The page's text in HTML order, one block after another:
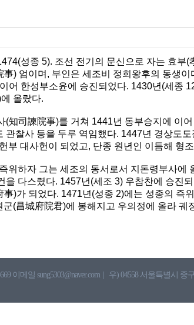
성종 5). 조선 전기의 문신으로 자는 효부(
事) 엄이며, 부인은 세조비 정희왕후의 동생
어 한성부소윤에 승진되었다. 1430년(세종
올랐다.
(知司諫院事)를 거쳐 1441년 동부승지에 이
관찰사 등을 두루 역임했다. 1447년 경상도
부 대사헌이 되었고, 단종 원년인 이듬해 형
위하자 그는 세조의 동서로서 지돈령부사에
을 다스렸다. 1457년(세조 3) 우참찬에 승진
事)가 되었다. 1471년(성종 2)에는 성종의 즉
(昌城府院君)에 봉해지고 우의정에 올라 궤
이메일 sung5303@naver.com
우) 04558 서울특별시 중